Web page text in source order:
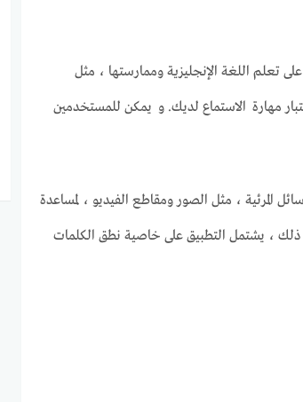
تعلم اللغة الإنجليزية وممارستها ، مثل
مهارة الاستماع لديك. و يمكن للمستخدمين
المرئية ، مثل الصور ومقاطع الفيديو ، لمساعدة
ذلك ، يشتمل التطبيق على خاصية نطق الكلمات